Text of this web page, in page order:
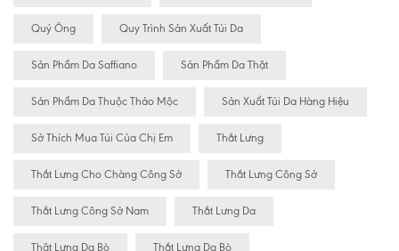
Quý Ông Quy Trình Sản Xuất Túi Da
Sản Phẩm Da Saffiano Sản Phẩm Da Thật
Sản Phẩm Da Thuộc Thảo Mộc Sản Xuất Túi Da Hàng Hiệu
Sở Thích Mua Túi Của Chị Em Thắt Lưng
Thắt Lưng Cho Chàng Công Sở Thắt Lưng Công Sở
Thắt Lưng Công Sở Nam Thắt Lưng Da
Thăt Lưng Da Bò Thắt Lưng Da Bò